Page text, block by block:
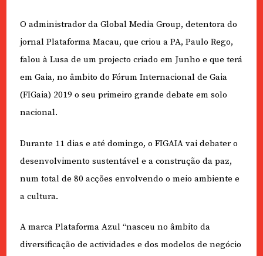
O administrador da Global Media Group, detentora do
jornal Plataforma Macau, que criou a PA, Paulo Rego,
falou à Lusa de um projecto criado em Junho e que terá
em Gaia, no âmbito do Fórum Internacional de Gaia
(FIGaia) 2019 o seu primeiro grande debate em solo
nacional.
Durante 11 dias e até domingo, o FIGAIA vai debater o
desenvolvimento sustentável e a construção da paz,
num total de 80 acções envolvendo o meio ambiente e
a cultura.
A marca Plataforma Azul “nasceu no âmbito da
diversificação de actividades e dos modelos de negócio